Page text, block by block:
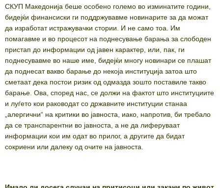
СКУП Македонија беше особено големо во изминатите години,
бидејќи финансиски ги поддржувавме новинарите за да можат
да изработат истражувачки стории. И не само тоа. Им
помагавме и во процесот на поднесување барања за слободен
пристап до информации од јавен карактер, или, пак, ги
поднесувавме во наше име, бидејќи многу новинари се плашат
да поднесат вакво барање до некоја институција затоа што
сметаат дека постои ризик од одмазда зошто поставиле такво
барање. Ова, според нас, се должи на фактот што институциите
и луѓето кои раководат со државните институции станаа
„алергични“ на критики во јавноста, иако, напротив, би требало
да се транспарентни во јавноста, а не да лиферуваат
информации кои им одат во прилог, а другите да бидат
сокриени или далеку од очите на јавноста.